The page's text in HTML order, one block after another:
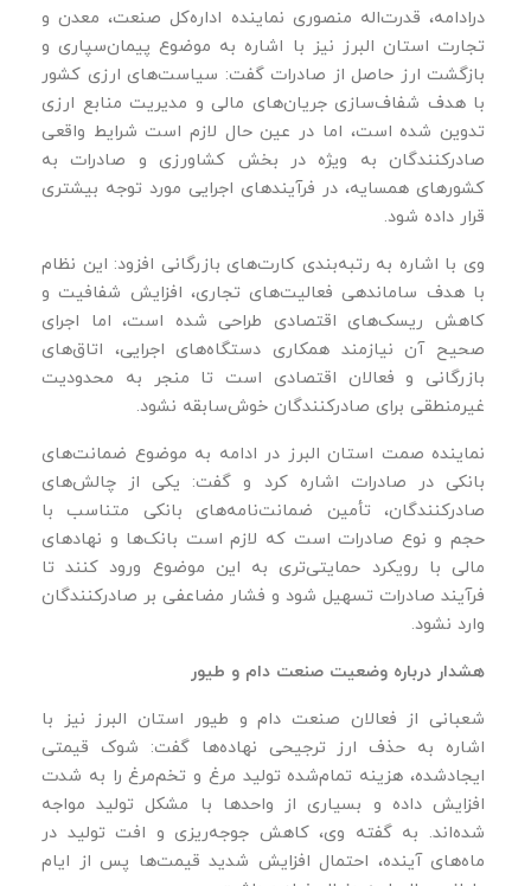
درادامه، قدرت‌اله منصوری نماینده اداره‌کل صنعت، معدن و
تجارت استان البرز نیز با اشاره به موضوع پیمان‌سپاری و
بازگشت ارز حاصل از صادرات گفت: سیاست‌های ارزی کشور
با هدف شفاف‌سازی جریان‌های مالی و مدیریت منابع ارزی
تدوین شده است، اما در عین حال لازم است شرایط واقعی
صادرکنندگان به‌ ویژه در بخش کشاورزی و صادرات به
کشورهای همسایه، در فرآیندهای اجرایی مورد توجه بیشتری
قرار داده شود.
وی با اشاره به رتبه‌بندی کارت‌های بازرگانی افزود: این نظام
با هدف ساماندهی فعالیت‌های تجاری، افزایش شفافیت و
کاهش ریسک‌های اقتصادی طراحی شده است، اما اجرای
صحیح آن نیازمند همکاری دستگاه‌های اجرایی، اتاق‌های
بازرگانی و فعالان اقتصادی است تا منجر به محدودیت
غیرمنطقی برای صادرکنندگان خوش‌سابقه نشود.
نماینده صمت استان البرز در ادامه به موضوع ضمانت‌های
بانکی در صادرات اشاره کرد و گفت: یکی از چالش‌های
صادرکنندگان، تأمین ضمانت‌نامه‌های بانکی متناسب با
حجم و نوع صادرات است که لازم است بانک‌ها و نهادهای
مالی با رویکرد حمایتی‌تری به این موضوع ورود کنند تا
فرآیند صادرات تسهیل شود و فشار مضاعفی بر صادرکنندگان
وارد نشود.
هشدار درباره وضعیت صنعت دام و طیور
شعبانی از فعالان صنعت دام و طیور استان البرز نیز با
اشاره به حذف ارز ترجیحی نهاده‌ها گفت: شوک قیمتی
ایجادشده، هزینه تمام‌شده تولید مرغ و تخم‌مرغ را به‌ شدت
افزایش داده و بسیاری از واحدها با مشکل تولید مواجه
شده‌اند. به گفته وی، کاهش جوجه‌ریزی و افت تولید در
ماه‌های آینده، احتمال افزایش شدید قیمت‌ها پس از ایام